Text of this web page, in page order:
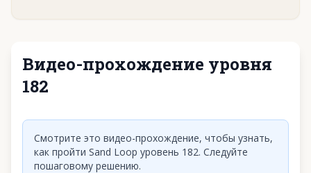
Видео-прохождение уровня
182
Смотрите это видео-прохождение, чтобы узнать,
как пройти Sand Loop уровень 182. Следуйте
пошаговому решению.